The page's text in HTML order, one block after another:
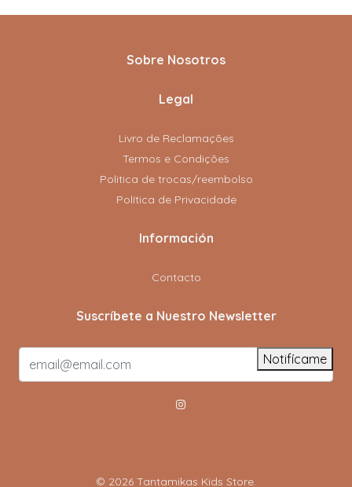
Sobre Nosotros
Legal
Livro de Reclamações
Termos e Condições
Politica de trocas/reembolso
Política de Privacidade
Información
Contacto
Suscríbete a Nuestro Newsletter
Notifícame
© 2026 Tantamikas Kids Store.